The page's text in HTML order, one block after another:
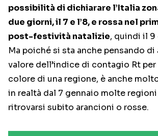
possibilità di dichiarare l’Italia
due giorni, il 7 e l’8, e rossa nel
post-festività natalizie, quindi il 9
Ma poiché si sta anche pensando di
valore dell’indice di contagio Rt
colore di una regione, è anche
in realtà dal 7 gennaio molte
ritrovarsi subito arancioni o rosse.